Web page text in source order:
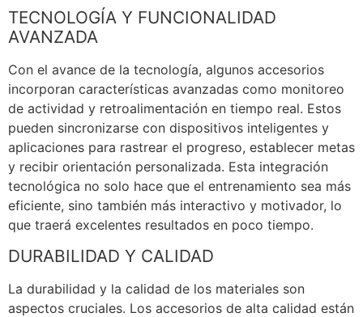
TECNOLOGÍA Y FUNCIONALIDAD
AVANZADA
Con el avance de la tecnología, algunos accesorios
incorporan características avanzadas como monitoreo
de actividad y retroalimentación en tiempo real. Estos
pueden sincronizarse con dispositivos inteligentes y
aplicaciones para rastrear el progreso, establecer metas
y recibir orientación personalizada. Esta integración
tecnológica no solo hace que el entrenamiento sea más
eficiente, sino también más interactivo y motivador, lo
que traerá excelentes resultados en poco tiempo.
DURABILIDAD Y CALIDAD
La durabilidad y la calidad de los materiales son
aspectos cruciales. Los accesorios de alta calidad están